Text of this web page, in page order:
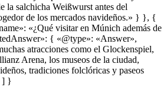
la salchicha Weißwurst antes del
de los mercados navideños.» } }, {
«¿Qué visitar en Múnich además de
{ «@type»: «Answer»,
atracciones como el Glockenspiel,
Arena, los museos de la ciudad,
tradiciones folclóricas y paseos
] }